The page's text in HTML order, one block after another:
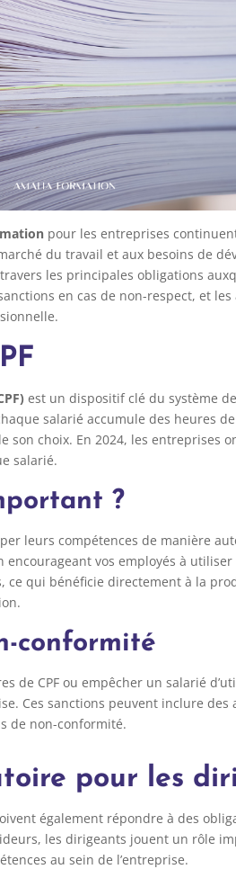
pour les entreprises
du travail et aux besoins de
les principales obligations
en cas de non-respect, et les
est un dispositif clé du système
salarié accumule des heures
choix. En 2024, les entreprises
salarié.
?
leurs compétences de manière
vos employés à utiliser
ce qui bénéficie directement à la
conformité
de CPF ou empêcher un salarié
Ces sanctions peuvent inclure des
de non-conformité.
pour les
également répondre à des
les dirigeants jouent un rôle
au sein de l’entreprise.